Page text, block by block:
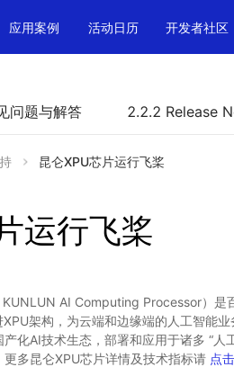
应用案例 活动日历 开发者社区
问题与解答 2.2.2 Release
昆仑XPU芯片运行飞桨
运行飞桨
AI Computing Processor）
架构，为云端和边缘端的人工智能
化AI技术生态，部署和应用于诸多 “人
多昆仑XPU芯片详情及技术指标请 点